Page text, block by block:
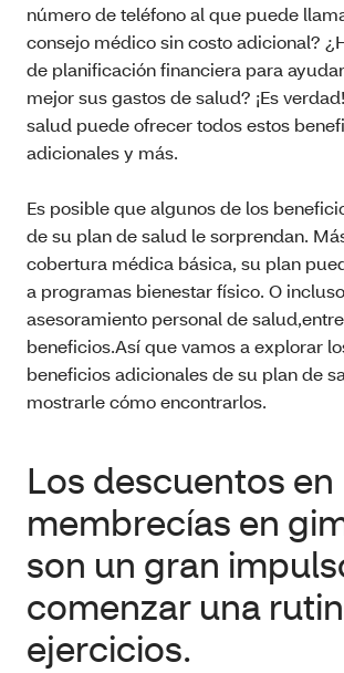
número de teléfono al que puede
consejo médico sin costo adicional?
de planificación financiera para
mejor sus gastos de salud? ¡Es
salud puede ofrecer todos estos
adicionales y más.
Es posible que algunos de los
de su plan de salud le sorprendan.
cobertura médica básica, su plan
a programas bienestar físico. O incluso
asesoramiento personal de
beneficios.Así que vamos a explorar
beneficios adicionales de su plan de
mostrarle cómo encontrarlos.
Los descuentos en
membrecías en
son un gran
comenzar una
ejercicios.